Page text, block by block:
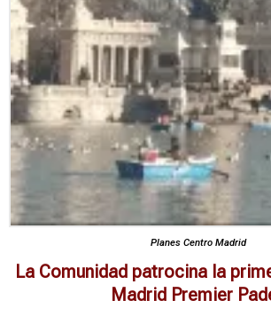
Planes Centro Madrid
La Comunidad patrocina la
Madrid Premier